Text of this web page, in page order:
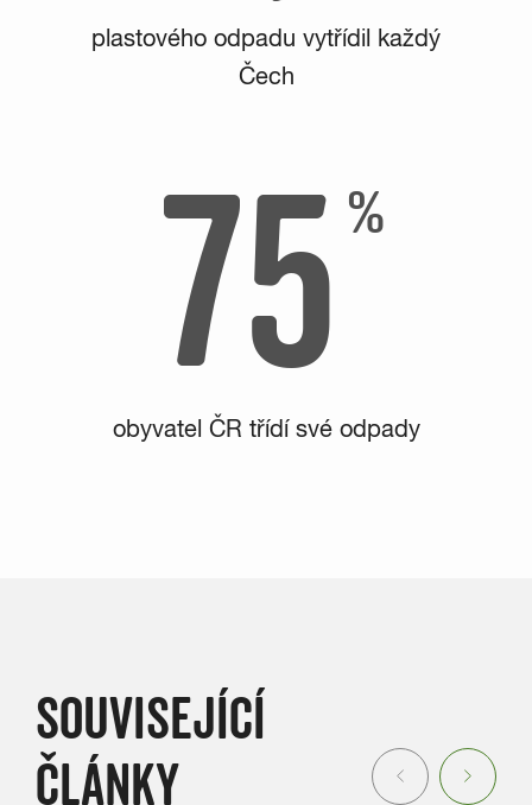
plastového odpadu vytřídil každý
Čech
75
obyvatel ČR třídí své odpady
SOUVISEJÍCÍ
ČLÁNKY
Previous Next